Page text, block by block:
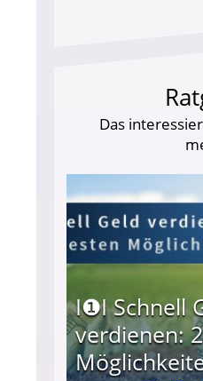
Das
I❶I Schnell
verdienen: